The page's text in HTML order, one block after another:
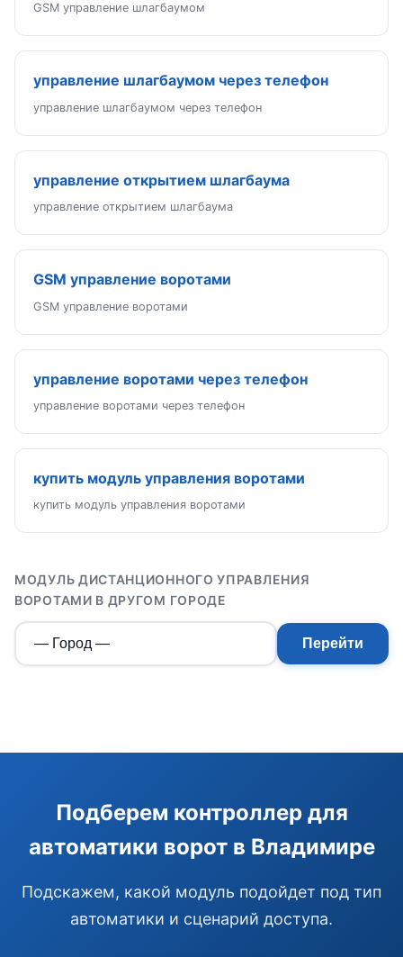
GSM управление шлагбаумом
управление шлагбаумом через телефон
управление шлагбаумом через телефон
управление открытием шлагбаума
управление открытием шлагбаума
GSM управление воротами
GSM управление воротами
управление воротами через телефон
управление воротами через телефон
купить модуль управления воротами
купить модуль управления воротами
МОДУЛЬ ДИСТАНЦИОННОГО УПРАВЛЕНИЯ
ВОРОТАМИ В ДРУГОМ ГОРОДЕ
Перейти
Подберем контроллер для
автоматики ворот в Владимире
Подскажем, какой модуль подойдет под тип
автоматики и сценарий доступа.
модуль управления или готовый комплект.
Подобрать сигнализацию